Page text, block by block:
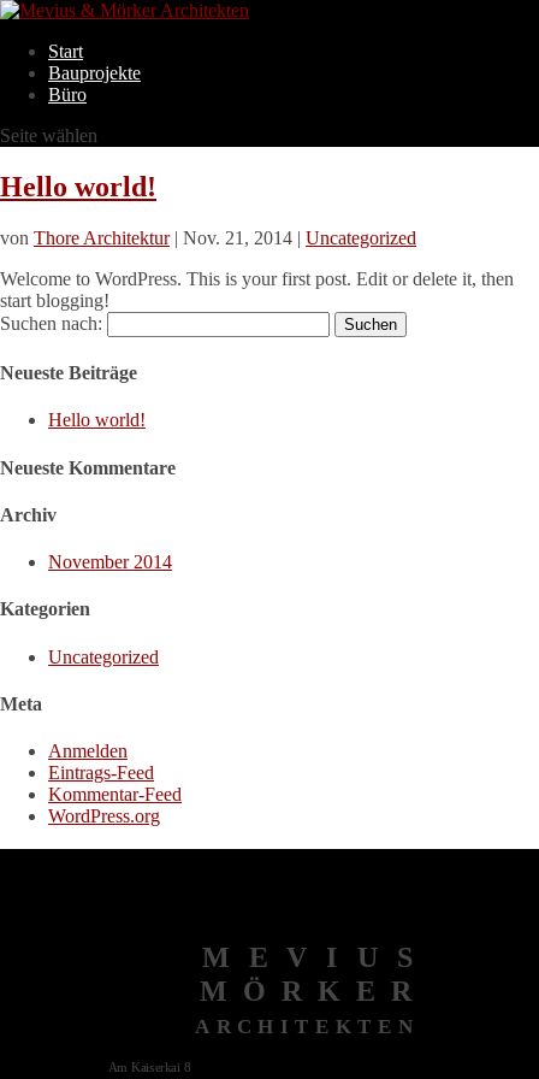
Start
Bauprojekte
Büro
Seite wählen
Hello world!
von Thore Architektur| Nov. 21, 2014 | Uncategorized
Welcome to WordPress. This is your first post. Edit or delete it, then
start blogging!
Suchen nach:
Neueste Beiträge
Hello world!
Neueste Kommentare
Archiv
November 2014
Kategorien
Uncategorized
Meta
Anmelden
Eintrags-Feed
Kommentar-Feed
WordPress.org
MEVIUS
MÖRKER
ARCHITEKTEN
Am Kaiserkai 8